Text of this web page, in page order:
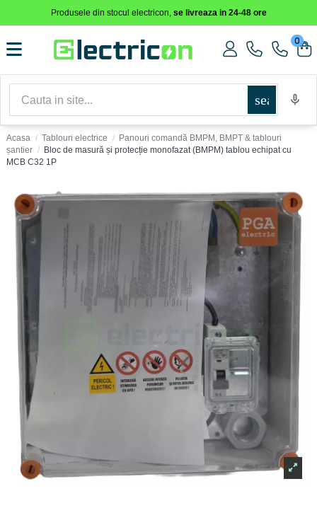
Produsele din stocul electricon, se livreaza in 24-48 ore
0
search
Acasa Tablouri electrice
Panouri comandă BMPM, BMPT & tablouri
șantier
Bloc de masură și protecție monofazat (BMPM) tablou echipat cu
MCB C32 1P